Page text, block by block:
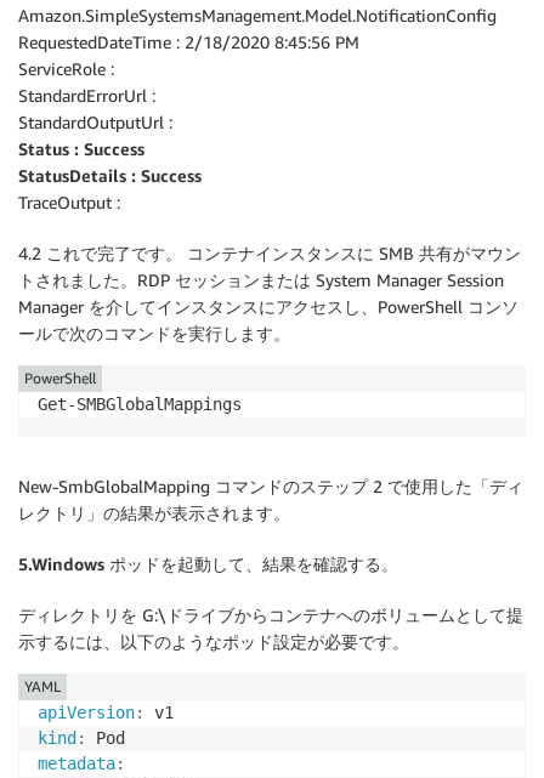
Amazon.SimpleSystemsManagement.Model.NotificationConfig
RequestedDateTime : 2/18/2020 8:45:56 PM
ServiceRole :
StandardErrorUrl :
StandardOutputUrl :
Status : Success
StatusDetails : Success
TraceOutput :
4.2 これで完了です。 コンテナインスタンスに SMB 共有がマウン
トされました。RDP セッションまたは System Manager Session
Manager を介してインスタンスにアクセスし、PowerShell コンソ
ールで次のコマンドを実行します。
Get-SMBGlobalMappings
PowerShell
New-SmbGlobalMapping コマンドのステップ 2 で使用した「ディ
レクトリ」の結果が表示されます。
5.Windows ポッドを起動して、結果を確認する。
ディレクトリを G:\ドライブからコンテナへのボリュームとして提
示するには、以下のようなポッド設定が必要です。
apiVersion:
kind :
metadata:
YAML